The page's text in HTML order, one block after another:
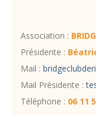
Association :
Présidente :
Mail :
Mail Présidente :
Téléphone : 06 11